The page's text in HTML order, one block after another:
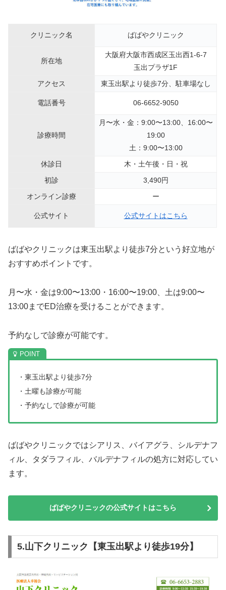
クリニック名 ばばやクリニック
所在地
大阪府大阪市西成区玉出西1-6-7
玉出プラザ1F
アクセス
東玉出駅より徒歩7分、駐車場なし
電話番号 06-6652-9050
診療時間
月〜水・金：9:00〜13:00、16:00〜
19:00
土：9:00〜13:00
休診日
木・土午後・日・祝
初診
3,490円
オンライン診療
ー
公式サイト 公式サイトはこちら
ばばやクリニックは東玉出駅より徒歩7分という好立地が
おすすめポイントです。
月〜水・金は9:00〜13:00・16:00〜19:00、土は9:00〜
13:00までED治療を受けることができます。
予約なしで診療が可能です。
・東玉出駅より徒歩7分
・土曜も診療が可能
・予約なしで診療が可能
ばばやクリニックではシアリス、バイアグラ、シルデナフ
ィル、タダラフィル、バルデナフィルの処方に対応してい
ます。
ばばやクリニックの公式サイトはこちら
5.山下クリニック【東玉出駅より徒歩19分】